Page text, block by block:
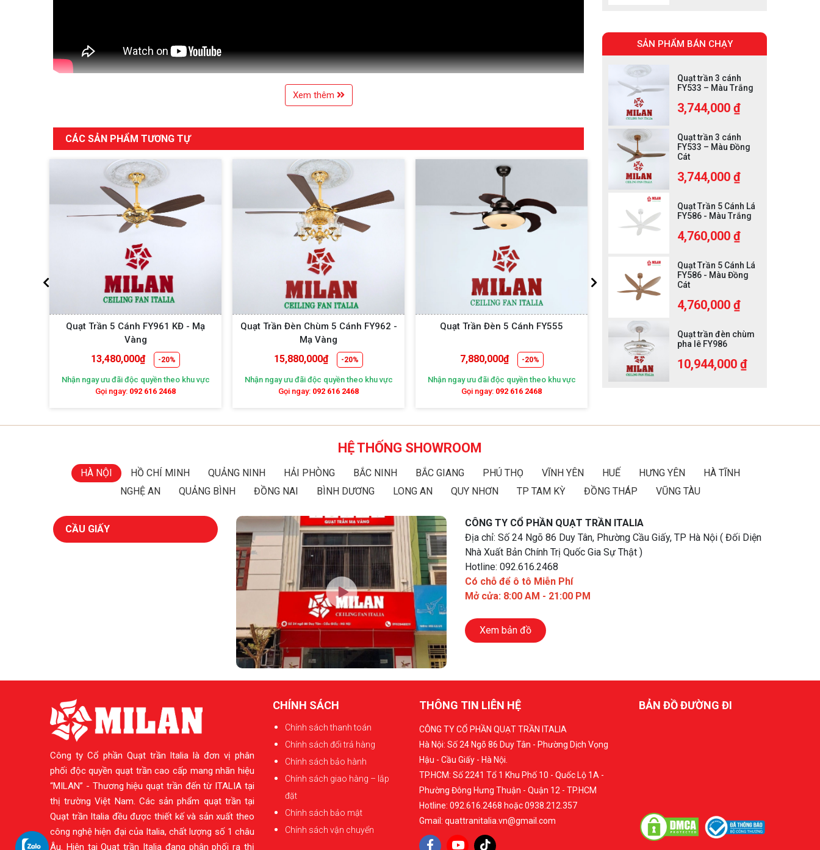
Xem thêm
CÁC SẢN PHẨM TƯƠNG TỰ
Quạt Trần 5 Cánh FY961 KĐ - Mạ
Vàng
13,480,000₫ -20%
Nhận ngay ưu đãi độc quyền theo khu vực
Gọi ngay: 092 616 2468
Quạt Trần Đèn Chùm 5 Cánh FY962 -
Mạ Vàng
15,880,000₫ -20%
Nhận ngay ưu đãi độc quyền theo khu vực
Gọi ngay: 092 616 2468
Quạt Trần Đèn 5 Cánh FY555
7,880,000₫ -20%
Nhận ngay ưu đãi độc quyền theo khu vực
Gọi ngay: 092 616 2468
Quạt Trần 5 Cánh Lá Cọ FY520
5,590,000₫ -20%
Nhận ngay ưu đãi độc quyền theo khu vực
SẢN PHẨM BÁN CHẠY
Quạt trần 3 cánh
FY533 – Màu Trắng
3,744,000 ₫
Quạt trần 3 cánh
FY533 – Màu Đồng
Cát
3,744,000 ₫
Quạt Trần 5 Cánh Lá
FY586 - Màu Trắng
4,760,000 ₫
Quạt Trần 5 Cánh Lá
FY586 - Màu Đồng
Cát
4,760,000 ₫
Quạt trần đèn chùm
pha lê FY986
10,944,000 ₫
HỆ THỐNG SHOWROOM
HÀ NỘI HỒ CHÍ MINH QUẢNG NINH HẢI PHÒNG BẮC NINH BẮC GIANG PHÚ THỌ VĨNH YÊN HUẾ HƯNG YÊN
HÀ TĨNH
NGHỆ AN
QUẢNG BÌNH ĐỒNG NAI BÌNH DƯƠNG LONG AN QUY NHƠN TP TAM KỲ ĐỒNG THÁP VŨNG TÀU
CẦU GIẤY
CÔNG TY CỔ PHẦN QUẠT TRẦN ITALIA
Địa chỉ: Số 24 Ngõ 86 Duy Tân, Phường Cầu Giấy, TP Hà Nội ( Đối Diện
Nhà Xuất Bản Chính Trị Quốc Gia Sự Thật )
Hotline: 092.616.2468
Có chỗ để ô tô Miễn Phí
Mở cửa: 8:00 AM - 21:00 PM
Xem bản đồ
Công ty Cổ phần Quạt trần Italia là đơn vị phân
phối độc quyền quạt trần cao cấp mang nhãn hiệu
“MILAN” - Thương hiệu quạt trần đến từ ITALIA tại
thị trường Việt Nam. Các sản phẩm quạt trần tại
Quạt trần Italia đều được thiết kế và sản xuất theo
công nghệ hiện đại của Italia, chất lượng số 1 châu
Âu. Hiện tại Quạt trần Italia đang phân phối ra thị
CHÍNH SÁCH
Chính sách thanh toán
Chính sách đổi trả hàng
Chính sách bảo hành
Chính sách giao hàng – lắp
đặt
Chính sách bảo mật
Chính sách vận chuyển
THÔNG TIN LIÊN HỆ
CÔNG TY CỔ PHẦN QUẠT TRẦN ITALIA
Hà Nội: Số 24 Ngõ 86 Duy Tân - Phường Dịch Vọng
Hậu - Cầu Giấy - Hà Nội.
TP.HCM: Số 2241 Tổ 1 Khu Phố 10 - Quốc Lộ 1A -
Phường Đông Hưng Thuận - Quận 12 - TP.HCM
Hotline: 092.616.2468 hoặc 0938.212.357
Gmail: quattranitalia.vn@gmail.com
BẢN ĐỒ ĐƯỜNG ĐI